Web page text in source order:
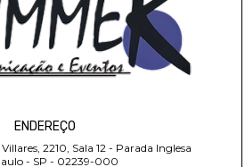
ENDEREÇO
2210, Sala 12 - Parada Inglesa
- SP - 02239-000